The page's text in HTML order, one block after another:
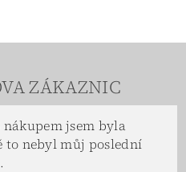
ZÁKAZNIC
jsem byla
to nebyl můj poslední